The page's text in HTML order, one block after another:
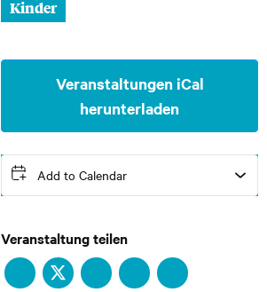
Kinder
Veranstaltungen iCal
herunterladen
Add to Calendar
Veranstaltung teilen